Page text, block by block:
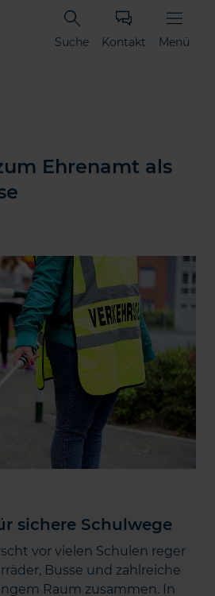
Suche Kontakt Menü
Ehrenamt als
sichere Schulwege
vor vielen Schulen reger
Busse und zahlreiche
Raum zusammen. In